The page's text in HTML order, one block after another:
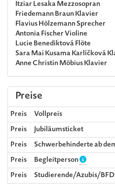
Itziar LesakaMezzosopran
Friedemann BraunKlavier
Flavius HölzemannSprecher
Antonia Fischer Violine
Lucie BenediktováFlöte
Sara Mai Kusama Karlíčková
Anne Christin MöbiusKlavier
Preise
Preis Vollpreis
Preis
Jubiläumsticket
Preis
Schwerbehinderte ab
Preis
Begleitperson
Preis
Studierende/Azubis/BFD